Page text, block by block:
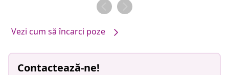
de
Vezi cum să încarci poze
Contactează-ne!